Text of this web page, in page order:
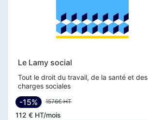
Le Lamy social
Tout le droit du travail, de la santé et des
charges sociales
-15% 1576€ HT
112 € HT/mois